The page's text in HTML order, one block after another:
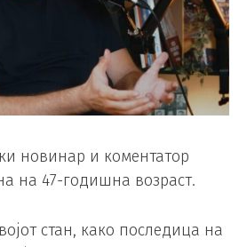
новинар и коментатор
на 47-годишна возраст.
стан, како последица на